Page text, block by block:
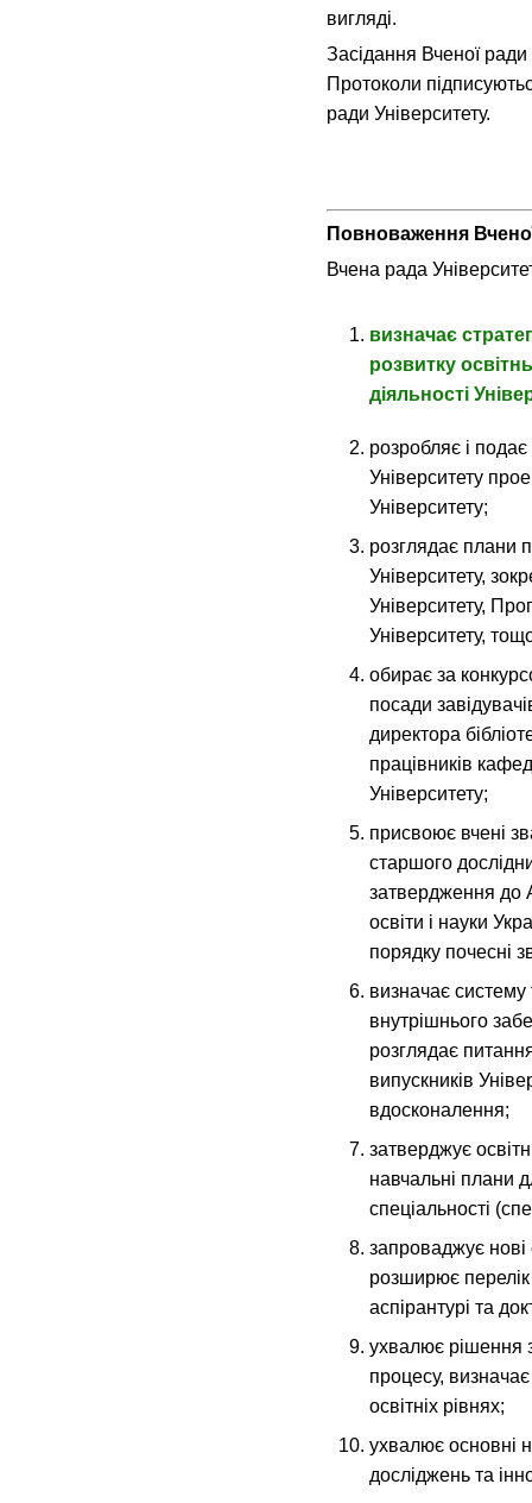
вигляді.
Засідання Вченої
Протоколи
ради Університету.
Повноваження
Вчена рада
визначає
розвитку
діяльності
розробляє і
Університету
Університету;
розглядає плани
Університету,
Університету,
Університету,
обирає за
посади
директора
працівників
Університету;
присвоює вчені
старшого
затвердження до
освіти і науки
порядку почесні
визначає
внутрішнього
розглядає
випускників
вдосконалення;
затверджує
навчальні плани
спеціальності
запроваджує нові
розширює
аспірантурі та
ухвалює рішення з
процесу,
освітніх рівнях;
ухвалює основні
досліджень та